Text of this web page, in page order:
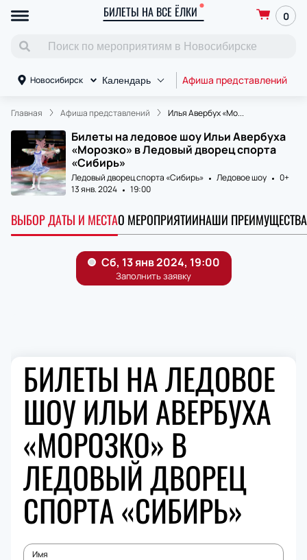
БИЛЕТЫ НА ВСЕ ЁЛКИ 0
Новосибирск Календарь Афиша представлений
Главная Афиша представлений Илья Авербух «Мо...
Билеты на ледовое шоу Ильи Авербуха
«Морозко» в Ледовый дворец спорта
«Сибирь»
Ледовый дворец спорта «Сибирь» Ледовое шоу
0+
13 янв. 2024
19:00
ВЫБОР ДАТЫ И МЕСТАО МЕРОПРИЯТИИНАШИ ПРЕИМУЩЕСТВА
БИЛЕТЫ НА ЛЕДОВОЕ
ШОУ ИЛЬИ АВЕРБУХА
«МОРОЗКО» В
ЛЕДОВЫЙ ДВОРЕЦ
СПОРТА «СИБИРЬ»
Имя